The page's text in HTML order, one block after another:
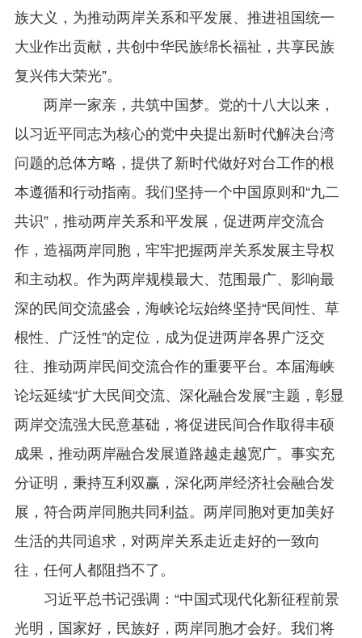
族大义，为推动两岸关系和平发展、推进祖国统一
大业作出贡献，共创中华民族绵长福祉，共享民族
复兴伟大荣光”。
两岸一家亲，共筑中国梦。党的十八大以来，
以习近平同志为核心的党中央提出新时代解决台湾
问题的总体方略，提供了新时代做好对台工作的根
本遵循和行动指南。我们坚持一个中国原则和“九二
共识”，推动两岸关系和平发展，促进两岸交流合
作，造福两岸同胞，牢牢把握两岸关系发展主导权
和主动权。作为两岸规模最大、范围最广、影响最
深的民间交流盛会，海峡论坛始终坚持“民间性、草
根性、广泛性”的定位，成为促进两岸各界广泛交
往、推动两岸民间交流合作的重要平台。本届海峡
论坛延续“扩大民间交流、深化融合发展”主题，彰显
两岸交流强大民意基础，将促进民间合作取得丰硕
成果，推动两岸融合发展道路越走越宽广。事实充
分证明，秉持互利双赢，深化两岸经济社会融合发
展，符合两岸同胞共同利益。两岸同胞对更加美好
生活的共同追求，对两岸关系走近走好的一致向
往，任何人都阻挡不了。
习近平总书记强调：“中国式现代化新征程前景
光明，国家好，民族好，两岸同胞才会好。我们将